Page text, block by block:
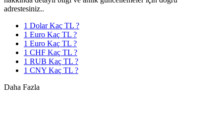
adrestesiniz..
1 Dolar Kaç TL ?
1 Euro Kaç TL ?
1 Euro Kaç TL ?
1 CHF Kaç TL ?
1 RUB Kaç TL ?
1 CNY Kaç TL ?
Daha Fazla